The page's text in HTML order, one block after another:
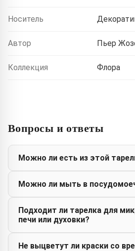
Носитель
Автор Пьер
Коллекция Флора
Вопросы и ответы
Можно ли есть из этой
Можно ли мыть в
Подходит ли тарелка для
печи или духовки?
Не выцветут ли краски со